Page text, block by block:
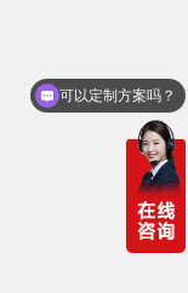
你们电话多少